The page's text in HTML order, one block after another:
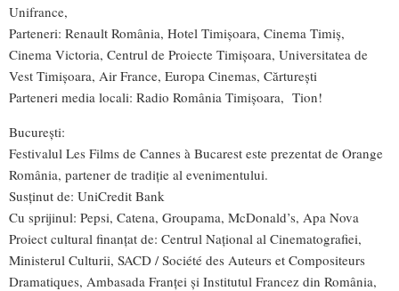
Unifrance,
Parteneri: Renault România, Hotel Timișoara, Cinema Timiș,
Cinema Victoria, Centrul de Proiecte Timișoara, Universitatea de
Vest Timișoara, Air France, Europa Cinemas, Cărturești
Parteneri media locali: Radio România Timișoara, Tion!
București:
Festivalul Les Films de Cannes à Bucarest este prezentat de Orange
România, partener de tradiție al evenimentului.
Susținut de: UniCredit Bank
Cu sprijinul: Pepsi, Catena, Groupama, McDonald’s, Apa Nova
Proiect cultural finanțat de: Centrul Naţional al Cinematografiei,
Ministerul Culturii, SACD / Société des Auteurs et Compositeurs
Dramatiques, Ambasada Franței și Institutul Francez din România,